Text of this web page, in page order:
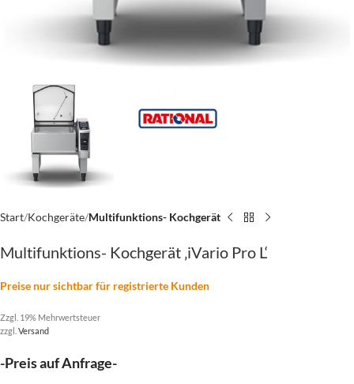
Start Kochgeräte Multifunktions- Kochgerät
Multifunktions- Kochgerät ‚iVario Pro L‘
Preise nur sichtbar für registrierte Kunden
Zzgl. 19% Mehrwertsteuer
zzgl. Versand
-Preis auf Anfrage-